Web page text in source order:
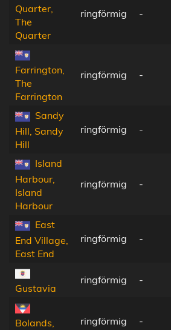
Quarter,
The
Quarter
ringförmig -
Farrington,
The
Farrington
ringförmig -
Sandy
Hill, Sandy
Hill
ringförmig -
Island
Harbour,
Island
Harbour
ringförmig -
East
End Village,
East End
ringförmig -
Gustavia
ringförmig -
Bolands,
ringförmig -